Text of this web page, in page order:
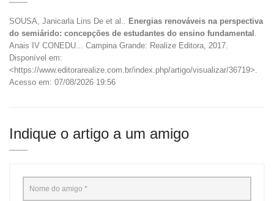
SOUSA, Janicarla Lins De et al..
Energias renováveis na perspectiva
do semiárido: concepções de estudantes do ensino fundamental
Anais IV CONEDU... Campina Grande: Realize Editora, 2017.
Disponível em:
<https://www.editorarealize.com.br/index.php/artigo/visualizar/36719>.
Acesso em: 07/08/2026 19:56
Indique o artigo a um amigo